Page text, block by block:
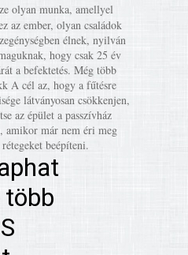
olyan munka, amellyel
az ember, olyan családok
élnek, nyilván
hogy csak 25 év
a befektetés. Még több
A cél az, hogy a fűtésre
látványosan csökkenjen,
az épület a passzívház
amikor már nem éri meg
beépíteni.